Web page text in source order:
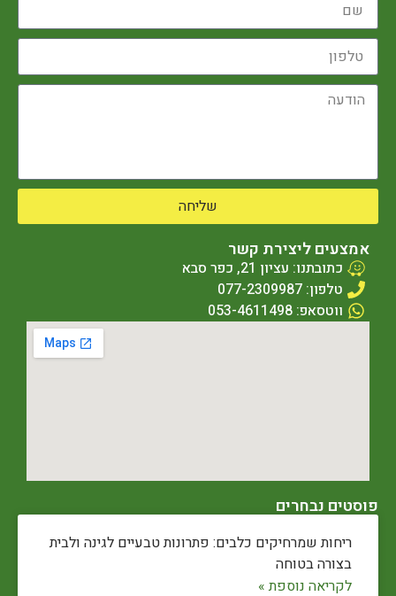
שליחה
אמצעים ליצירת קשר
כתובתנו: עציון 21, כפר סבא
טלפון: 077-2309987
ווטסאפ: 053-4611498
פוסטים נבחרים
ריחות שמרחיקים כלבים: פתרונות טבעיים לגינה ולבית
בצורה בטוחה
לקריאה נוספת »